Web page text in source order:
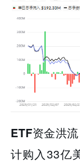
ETF资金洪流​​
计购入33亿